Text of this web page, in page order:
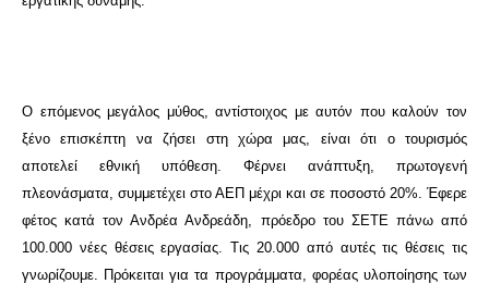
Ο επόμενος μεγάλος μύθος, αντίστοιχος με αυτόν που καλούν τον
ξένο επισκέπτη να ζήσει στη χώρα μας, είναι ότι ο τουρισμός
αποτελεί εθνική υπόθεση. Φέρνει ανάπτυξη, πρωτογενή
πλεονάσματα, συμμετέχει στο ΑΕΠ μέχρι και σε ποσοστό 20%. Έφερε
φέτος κατά τον Ανδρέα Ανδρεάδη, πρόεδρο του ΣΕΤΕ πάνω από
100.000 νέες θέσεις εργασίας. Τις 20.000 από αυτές τις θέσεις τις
γνωρίζουμε. Πρόκειται για τα προγράμματα, φορέας υλοποίησης των